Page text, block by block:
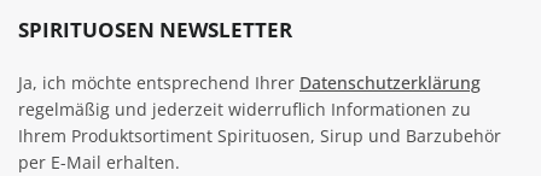
SPIRITUOSEN NEWSLETTER
Ja, ich möchte entsprechend Ihrer Datenschutzerklärung
regelmäßig und jederzeit widerruflich Informationen zu
Ihrem Produktsortiment Spirituosen, Sirup und Barzubehör
per E-Mail erhalten.